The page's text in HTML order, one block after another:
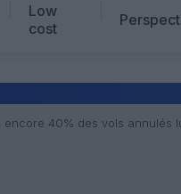
Low
cost
encore 40% des vols annulés